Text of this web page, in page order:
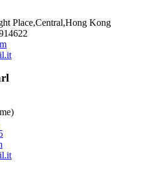
Place,Central,Hong Kong